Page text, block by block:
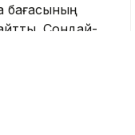
бағасының
айтты. Сондай-